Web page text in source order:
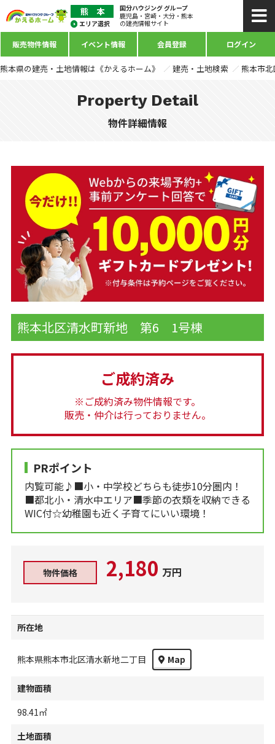
国分ハウジング グループ
鹿児島・宮崎・大分・熊本
の建売情報サイト
販売物件情報 イベント情報 会員登録 ログイン
熊本県の建売・土地情報は《かえるホーム》 建売・土地検索 熊本市
Property Detail
物件詳細情報
熊本北区清水町新地 第6 1号棟
ご成約済み
※ご成約済み物件情報です。
販売・仲介は行っておりません。
PRポイント
内覧可能♪■小・中学校どちらも徒歩10分圏内！
■都北小・清水中エリア■季節の衣類を収納できる
WIC付☆幼稚園も近く子育てにいい環境！
物件価格 2,180 万円
所在地
熊本県熊本市北区清水新地二丁目 Map
建物面積
98.41㎡
土地面積